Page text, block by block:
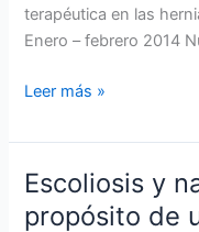
terapéutica en las
Enero – febrero 2014
Utilidad
la
natación
terapéutica
en
Leer más »
Escoliosis y
propósito de